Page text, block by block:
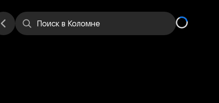
Поиск в Коломне
Места